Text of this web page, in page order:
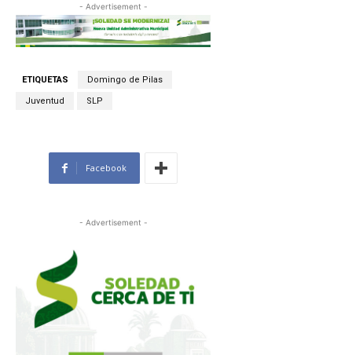
- Advertisement -
ETIQUETAS Domingo de Pilas
Juventud SLP
Facebook
- Advertisement -